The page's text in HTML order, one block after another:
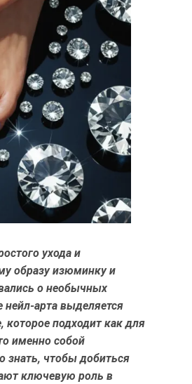
ухода и
образу изюминку и
о необычных
арта выделяется
подходит как для
именно собой
знать, чтобы добиться
ключевую роль в